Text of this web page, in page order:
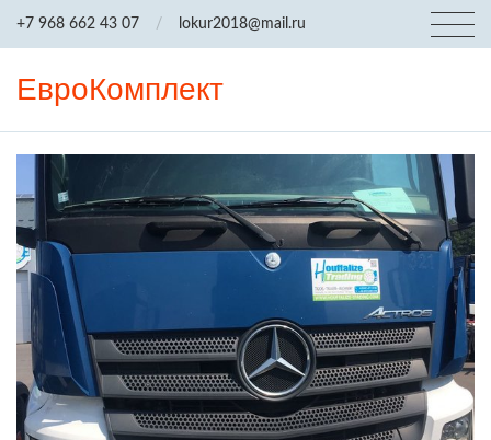
+7 968 662 43 07 / lokur2018@mail.ru
ЕвроКомплект